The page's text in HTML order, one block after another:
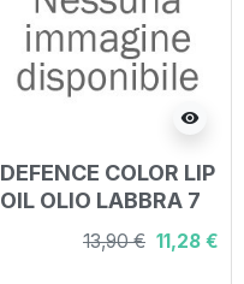
visibility
DEFENCE COLOR LIP
OIL OLIO LABBRA 7
13,90 € 11,28 €